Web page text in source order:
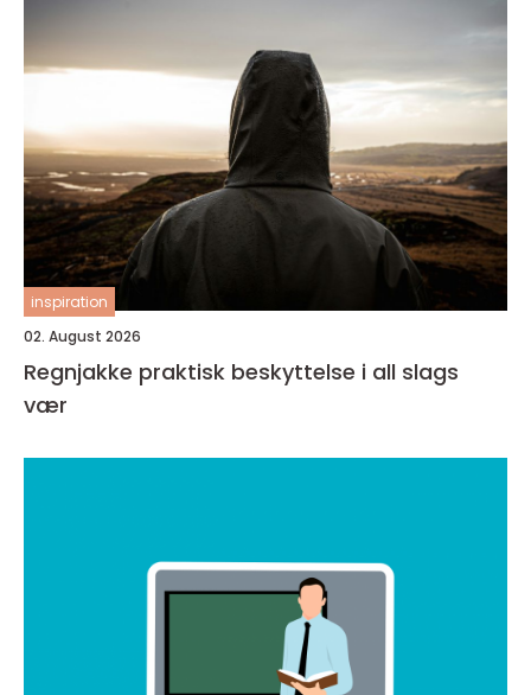
inspiration
02. August 2026
Regnjakke praktisk beskyttelse i all slags
vær